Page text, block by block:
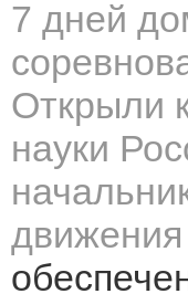
7 дней
Открыли
науки